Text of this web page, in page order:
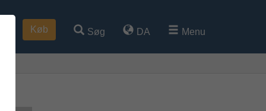
Køb Søg DA Menu